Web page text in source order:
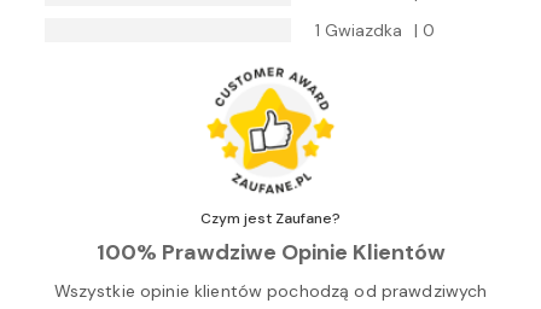
1 Gwiazdka
| 0
Czym jest Zaufane?
100% Prawdziwe Opinie Klientów
Wszystkie opinie klientów pochodzą od prawdziwych